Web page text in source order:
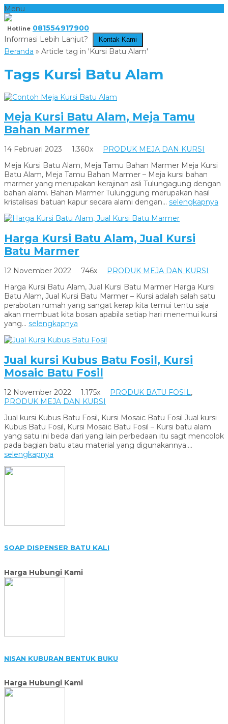
Menu
Hotline 081554917900
Informasi Lebih Lanjut?
Kontak Kami
Beranda » Article tag in 'Kursi Batu Alam'
Tags Kursi Batu Alam
Meja Kursi Batu Alam, Meja Tamu
Bahan Marmer
14 Februari 2023 1.360x
PRODUK MEJA DAN KURSI
Meja Kursi Batu Alam, Meja Tamu Bahan Marmer Meja Kursi
Batu Alam, Meja Tamu Bahan Marmer – Meja kursi bahan
marmer yang merupakan kerajinan asli Tulungagung dengan
bahan alami. Bahan Marmer Tulunggung merupakan hasil
kristalisasi batuan kapur secara alami dengan... selengkapnya
Harga Kursi Batu Alam, Jual Kursi
Batu Marmer
12 November 2022 746x
PRODUK MEJA DAN KURSI
Harga Kursi Batu Alam, Jual Kursi Batu Marmer Harga Kursi
Batu Alam, Jual Kursi Batu Marmer – Kursi adalah salah satu
perabotan rumah yang sangat kerap kita temui tentu saja
akan membuat kita bosan apabila setiap hari menemui kursi
yang... selengkapnya
Jual kursi Kubus Batu Fosil, Kursi
Mosaic Batu Fosil
12 November 2022 1.175x PRODUK BATU FOSIL,
PRODUK MEJA DAN KURSI
Jual kursi Kubus Batu Fosil, Kursi Mosaic Batu Fosil Jual kursi
Kubus Batu Fosil, Kursi Mosaic Batu Fosil – Kursi batu alam
yang satu ini beda dari yang lain perbedaan itu sagt mencolok
pada bagian batu atau material yang digunakannya....
selengkapnya
SOAP DISPENSER BATU KALI
Harga Hubungi Kami
NISAN KUBURAN BENTUK BUKU
Harga Hubungi Kami